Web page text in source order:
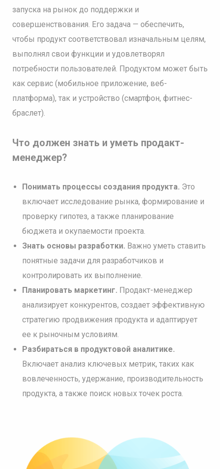
запуска на рынок до поддержки и
совершенствования. Его задача — обеспечить,
чтобы продукт соответствовал изначальным целям,
выполнял свои функции и удовлетворял
потребности пользователей. Продуктом может быть
как сервис (мобильное приложение, веб-
платформа), так и устройство (смартфон, фитнес-
браслет).
Что должен знать и уметь продакт-
менеджер?
Понимать процессы создания продукта. Это
включает исследование рынка, формирование и
проверку гипотез, а также планирование
бюджета и окупаемости проекта.
Знать основы разработки. Важно уметь ставить
понятные задачи для разработчиков и
контролировать их выполнение.
Планировать маркетинг. Продакт-менеджер
анализирует конкурентов, создает эффективную
стратегию продвижения продукта и адаптирует
ее к рыночным условиям.
Разбираться в продуктовой аналитике.
Включает анализ ключевых метрик, таких как
вовлеченность, удержание, производительность
продукта, а также поиск новых точек роста.